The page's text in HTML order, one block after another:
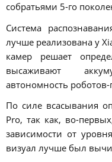
собратьями 5-го
Система
лучше реализована у
камер решает
высаживают
автономность
По силе всасывания
Pro, так как, во-
зависимости от
визуал лучше был